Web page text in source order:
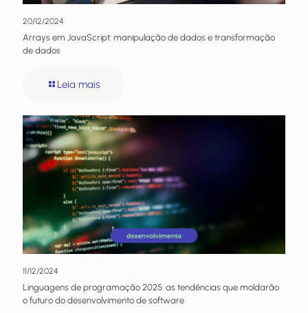
20/12/2024
Arrays em JavaScript: manipulação de dados e transformação
de dados
Leia mais
11/12/2024
Linguagens de programação 2025: as tendências que moldarão
o futuro do desenvolvimento de software